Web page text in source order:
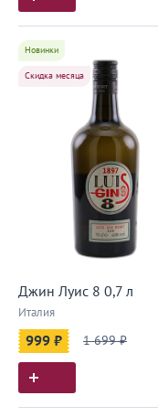
Новинки
Скидка месяца
Джин Луис 8 0,7 л
Италия
999 ₽ 1 699 ₽